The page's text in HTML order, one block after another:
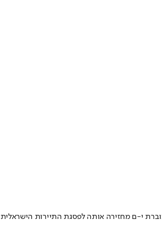
י-ם מחזירה אותה לפסגת התיירות הישראלית